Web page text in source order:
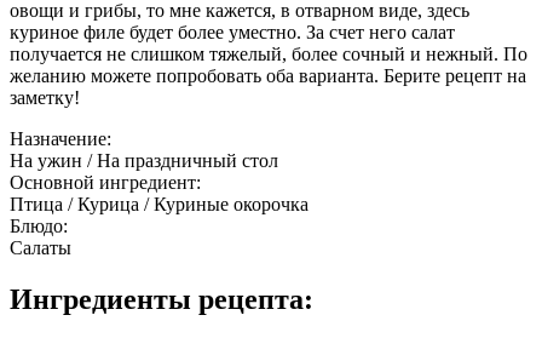
овощи и грибы, то мне кажется, в отварном виде, здесь
куриное филе будет более уместно. За счет него салат
получается не слишком тяжелый, более сочный и нежный. По
желанию можете попробовать оба варианта. Берите рецепт на
заметку!
Назначение:
На ужин / На праздничный стол
Основной ингредиент:
Птица / Курица / Куриные окорочка
Блюдо:
Салаты
Ингредиенты рецепта: